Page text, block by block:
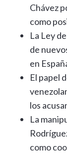
Chávez
como
La Ley
de
en
El papel
los
La
como